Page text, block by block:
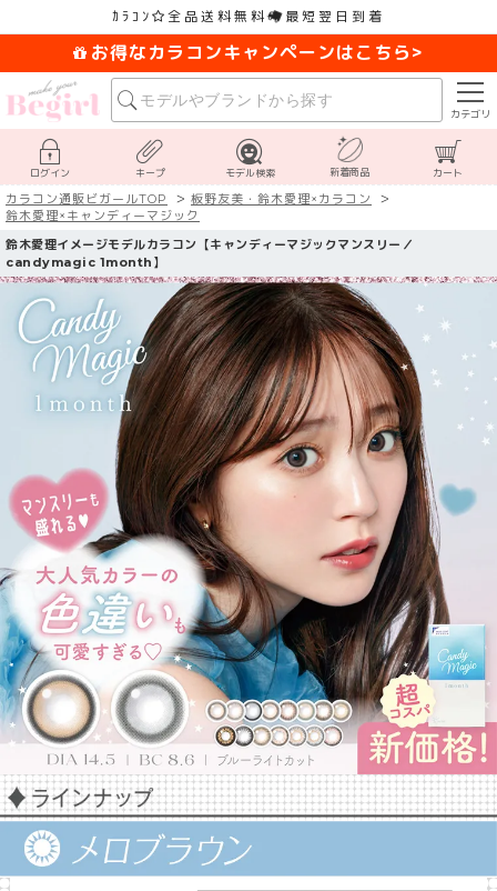
ｶﾗｺﾝ 全品送料無料 最短翌日到着
お得なカラコンキャンペーンはこちら>
カテゴリ
ログイン キープ モデル検索 新着商品 カート
カラコン通販ビガールTOP
板野友美・鈴木愛理×カラコン
鈴木愛理×キャンディーマジック
鈴木愛理イメージモデルカラコン【キャンディーマジックマンスリー／
candymagic 1month】